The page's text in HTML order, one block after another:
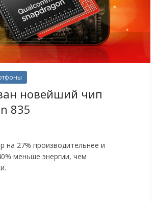
новейший чип
835
на 27% производительнее и
меньше энергии, чем